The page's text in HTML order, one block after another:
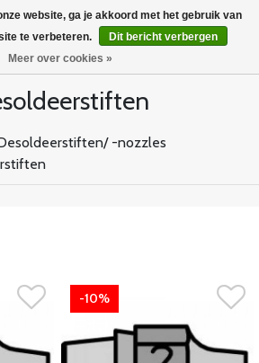
-nozzles
-10%
website, ga je akkoord met het gebruik van
te verbeteren.
Dit bericht verbergen
Meer over cookies »